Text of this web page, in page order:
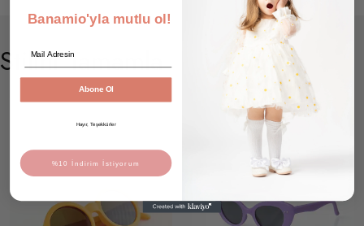
Stilini Tamamla
Banamio'yla mutlu ol!
Abone Ol
Hayır, Teşekkürler
%10 İndirim İstiyorum